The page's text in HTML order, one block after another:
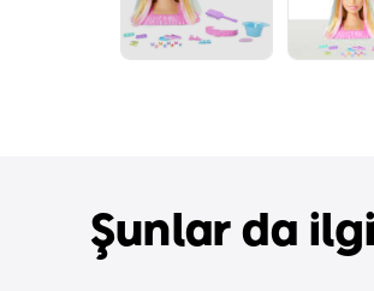
Şunlar da